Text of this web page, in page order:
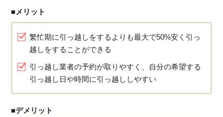
■メリット
繁忙期に引っ越しをするよりも最大で50%安く引っ
越しをすることができる
引っ越し業者の予約が取りやすく、自分の希望する
引っ越し日や時間に引っ越ししやすい
■デメリット